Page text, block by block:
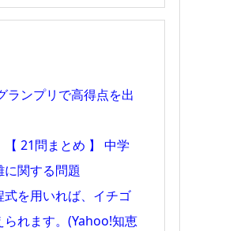
ランプリで高得点を出
21問まとめ 】 中学
関する問題
を用いれば、イチゴ
れます。(Yahoo!知恵